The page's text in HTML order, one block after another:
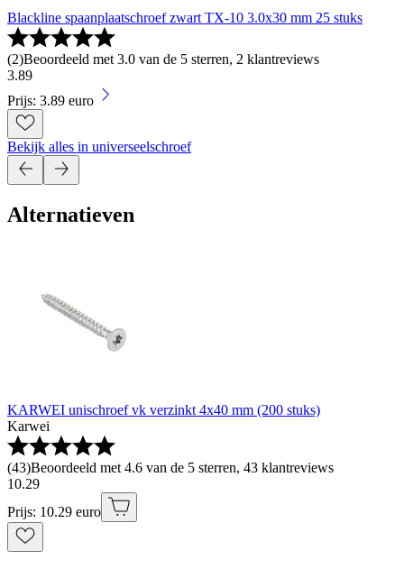
Blackline spaanplaatschroef zwart TX-10 3.0x30 mm 25 stuks
(2)Beoordeeld met 3.0 van de 5 sterren, 2 klantreviews
3.89
Prijs: 3.89 euro
Bekijk alles in universeelschroef
Alternatieven
KARWEI unischroef vk verzinkt 4x40 mm (200 stuks)
Karwei
(43)Beoordeeld met 4.6 van de 5 sterren, 43 klantreviews
10.29
Prijs: 10.29 euro